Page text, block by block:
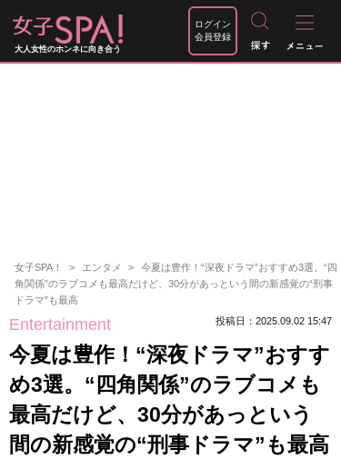
大人女性のホンネに向き合う
ログイン
会員登録
女子SPA！ エンタメ
今夏は豊作！“深夜ドラマ”おすすめ3選。“四
角関係”のラブコメも最高だけど、30分があっという間の新感覚の“刑事
ドラマ”も最高
Entertainment 投稿日：2025.09.02 15:47
今夏は豊作！“深夜ドラマ”おすす
め3選。“四角関係”のラブコメも
最高だけど、30分があっという
間の新感覚の“刑事ドラマ”も最高